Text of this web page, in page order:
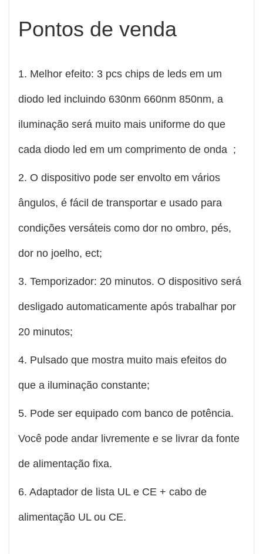
Pontos de venda
1. Melhor efeito: 3 pcs chips de leds em um
diodo led incluindo 630nm 660nm 850nm, a
iluminação será muito mais uniforme do que
cada diodo led em um comprimento de onda ;
2. O dispositivo pode ser envolto em vários
ângulos, é fácil de transportar e usado para
condições versáteis como dor no ombro, pés,
dor no joelho, ect;
3. Temporizador: 20 minutos. O dispositivo será
desligado automaticamente após trabalhar por
20 minutos;
4. Pulsado que mostra muito mais efeitos do
que a iluminação constante;
5. Pode ser equipado com banco de potência.
Você pode andar livremente e se livrar da fonte
de alimentação fixa.
6. Adaptador de lista UL e CE + cabo de
alimentação UL ou CE.